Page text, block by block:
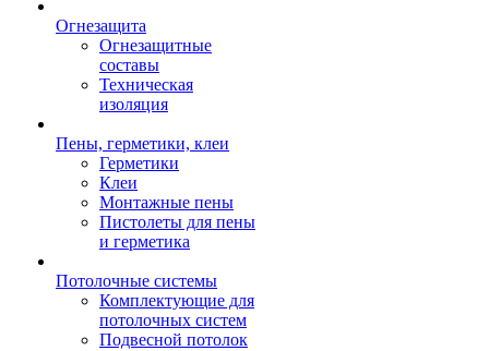
Огнезащита
Огнезащитные
составы
Техническая
изоляция
Пены, герметики, клеи
Герметики
Клеи
Монтажные пены
Пистолеты для пены
и герметика
Потолочные системы
Комплектующие для
потолочных систем
Подвесной потолок